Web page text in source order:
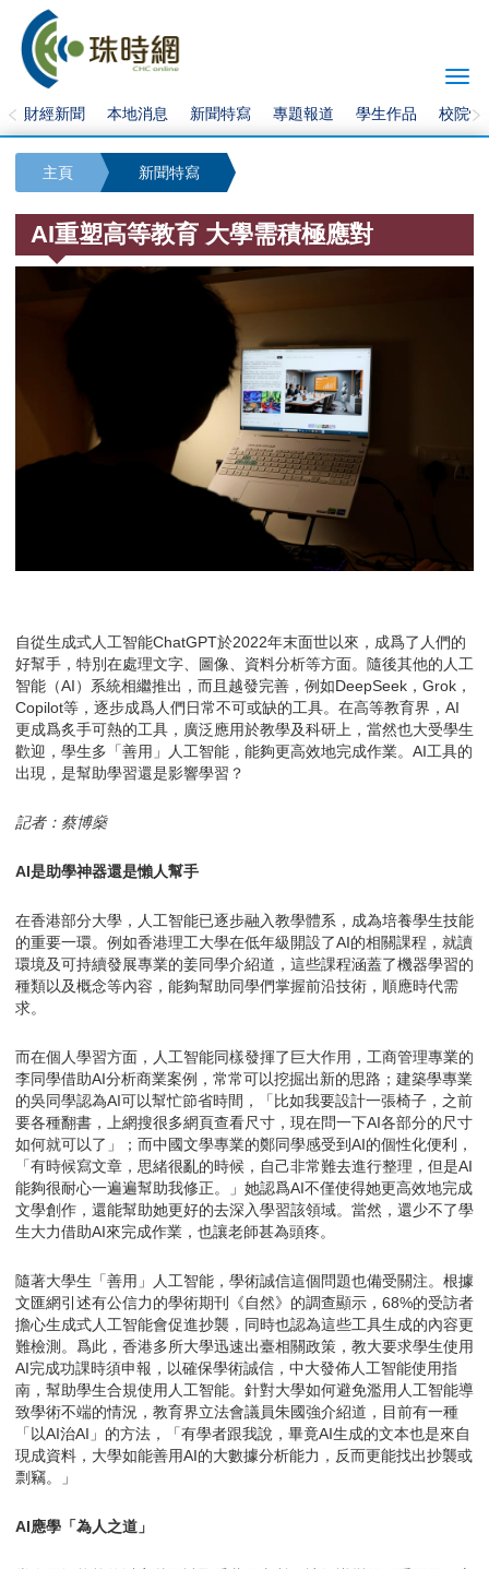
財經新聞 本地消息 新聞特寫 專題報道 學生作品 校院快
主頁 新聞特寫
AI重塑高等教育 大學需積極應對
自從生成式人工智能ChatGPT於2022年末面世以來，成爲了人們的
好幫手，特別在處理文字、圖像、資料分析等方面。隨後其他的人工
智能（AI）系統相繼推出，而且越發完善，例如DeepSeek，Grok，
Copilot等，逐步成爲人們日常不可或缺的工具。在高等教育界，AI
更成爲炙手可熱的工具，廣泛應用於教學及科研上，當然也大受學生
歡迎，學生多「善用」人工智能，能夠更高效地完成作業。AI工具的
出現，是幫助學習還是影響學習？
記者：蔡博燊
AI是助學神器還是懶人幫手
在香港部分大學，人工智能已逐步融入教學體系，成為培養學生技能
的重要一環。例如香港理工大學在低年級開設了AI的相關課程，就讀
環境及可持續發展專業的姜同學介紹道，這些課程涵蓋了機器學習的
種類以及概念等內容，能夠幫助同學們掌握前沿技術，順應時代需
求。
而在個人學習方面，人工智能同樣發揮了巨大作用，工商管理專業的
李同學借助AI分析商業案例，常常可以挖掘出新的思路；建築學專業
的吳同學認為AI可以幫忙節省時間，「比如我要設計一張椅子，之前
要各種翻書，上網搜很多網頁查看尺寸，現在問一下AI各部分的尺寸
如何就可以了」；而中國文學專業的鄭同學感受到AI的個性化便利，
「有時候寫文章，思緒很亂的時候，自己非常難去進行整理，但是AI
能夠很耐心一遍遍幫助我修正。」她認爲AI不僅使得她更高效地完成
文學創作，還能幫助她更好的去深入學習該領域。當然，還少不了學
生大力借助AI來完成作業，也讓老師甚為頭疼。
隨著大學生「善用」人工智能，學術誠信這個問題也備受關注。根據
文匯網引述有公信力的學術期刊《自然》的調查顯示，68%的受訪者
擔心生成式人工智能會促進抄襲，同時也認為這些工具生成的內容更
難檢測。爲此，香港多所大學迅速出臺相關政策，教大要求學生使用
AI完成功課時須申報，以確保學術誠信，中大發佈人工智能使用指
南，幫助學生合規使用人工智能。針對大學如何避免濫用人工智能導
致學術不端的情況，教育界立法會議員朱國強介紹道，目前有一種
「以AI治AI」的方法，「有學者跟我說，畢竟AI生成的文本也是來自
現成資料，大學如能善用AI的大數據分析能力，反而更能找出抄襲或
剽竊。」
AI應學「為人之道」